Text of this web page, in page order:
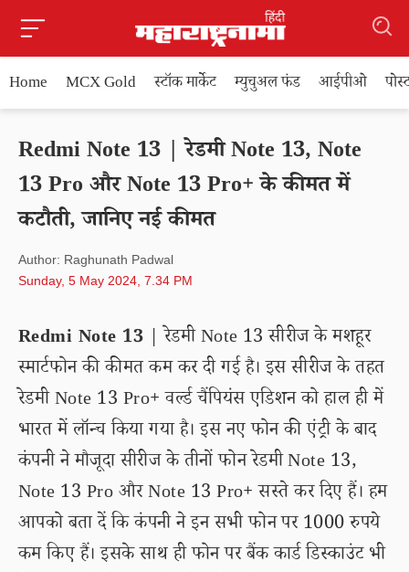
Home MCX Gold स्टॉक मार्केट म्युचुअल फंड आईपीओ
Redmi Note 13 | रेडमी Note 13, Note
13 Pro और Note 13 Pro+ के कीमत में
कटौती, जानिए नई कीमत
Author: Raghunath Padwal
Sunday, 5 May 2024, 7.34 PM
Redmi Note 13 | रेडमी Note 13 सीरीज के मशहूर
स्मार्टफोन की कीमत कम कर दी गई है। इस सीरीज के तहत
रेडमी Note 13 Pro+ वर्ल्ड चैंपियंस एडिशन को हाल ही में
भारत में लॉन्च किया गया है। इस नए फोन की एंट्री के बाद
कंपनी ने मौजूदा सीरीज के तीनों फोन रेडमी Note 13,
Note 13 Pro और Note 13 Pro+ सस्ते कर दिए हैं। हम
आपको बता दें कि कंपनी ने इन सभी फोन पर 1000 रुपये
कम किए हैं। इसके साथ ही फोन पर बैंक कार्ड डिस्काउंट भी